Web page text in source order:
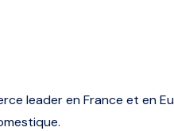
leader en France et en